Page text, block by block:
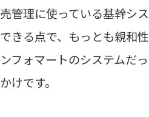
売管理に使っている基幹シ
できる点で、もっとも親和
ンフォマートのシステムだ
かけです。